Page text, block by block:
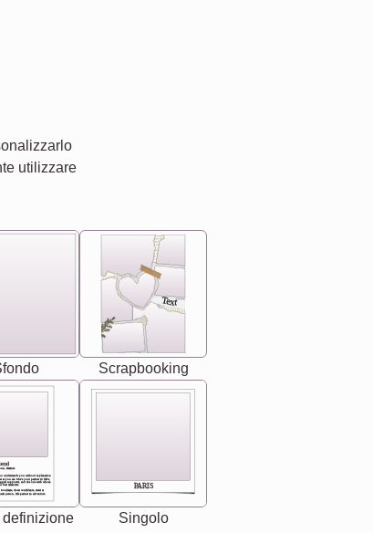
utilizzare
Text
Scrapbooking
feminie
Synonyms: Soulmate, closet confidante, sister at
heart person, life partner in adventure.
person who understands you without explanation
just as you are. She's your partner in life's,
supporter, and the one with whom
best memories.
definizione
PARIS
Singolo